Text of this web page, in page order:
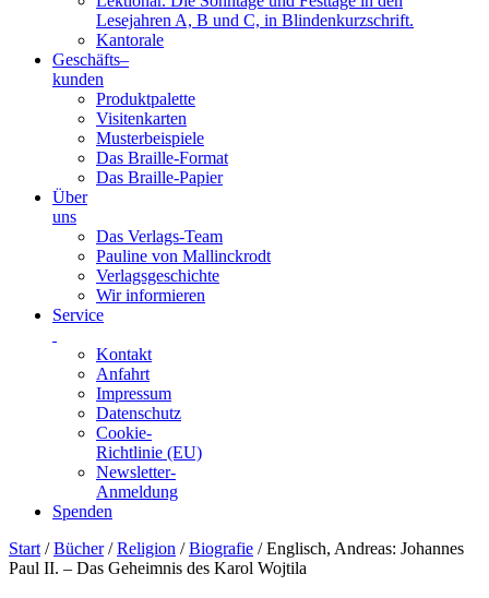
Lesejahren A, B und C, in Blindenkurzschrift.
Kantorale
Geschäfts­–
kunden
Produktpalette
Visitenkarten
Musterbeispiele
Das Braille-Format
Das Braille-Papier
Über
uns
Das Verlags-Team
Pauline von Mallinckrodt
Verlagsgeschichte
Wir informieren
Service
Kontakt
Anfahrt
Impressum
Datenschutz
Cookie-
Richtlinie (EU)
Newsletter-
Anmeldung
Spenden
Skip
to
Start /Bücher/Religion /Biografie / Englisch, Andreas: Johannes
Paul II. – Das Geheimnis des Karol Wojtila